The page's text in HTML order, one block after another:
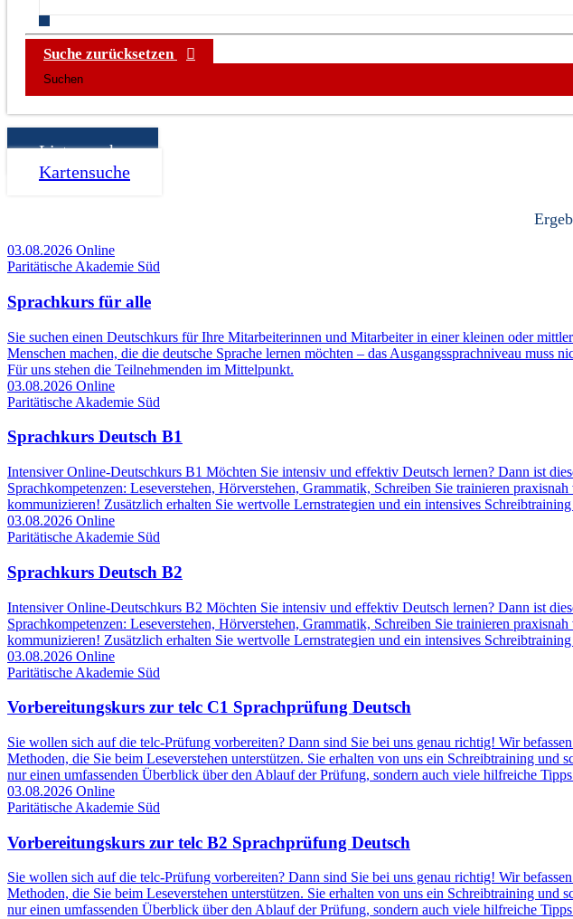
Suche zurücksetzen
Listensuche
Kartensuche
03.08.2026 Online
Paritätische Akademie Süd
Sprachkurs für alle
Sie suchen einen Deutschkurs für Ihre Mitarbeiterinnen und Mitarbeiter in einer kleinen oder
Menschen machen, die die deutsche Sprache lernen möchten – das Ausgangssprachniveau
Für uns stehen die Teilnehmenden im Mittelpunkt.
03.08.2026 Online
Paritätische Akademie Süd
Sprachkurs Deutsch B1
Intensiver Online-Deutschkurs B1 Möchten Sie intensiv und effektiv Deutsch lernen? Dann ist
Sprachkompetenzen: Leseverstehen, Hörverstehen, Grammatik, Schreiben Sie trainieren
kommunizieren! Zusätzlich erhalten Sie wertvolle Lernstrategien und ein intensives
03.08.2026 Online
Paritätische Akademie Süd
Sprachkurs Deutsch B2
Intensiver Online-Deutschkurs B2 Möchten Sie intensiv und effektiv Deutsch lernen? Dann ist
Sprachkompetenzen: Leseverstehen, Hörverstehen, Grammatik, Schreiben Sie trainieren
kommunizieren! Zusätzlich erhalten Sie wertvolle Lernstrategien und ein intensives
03.08.2026 Online
Paritätische Akademie Süd
Vorbereitungskurs zur telc C1 Sprachprüfung Deutsch
Sie wollen sich auf die telc-Prüfung vorbereiten? Dann sind Sie bei uns genau richtig! Wir
Methoden, die Sie beim Leseverstehen unterstützen. Sie erhalten von uns ein Schreibtraining
nur einen umfassenden Überblick über den Ablauf der Prüfung, sondern auch viele hilfreiche
03.08.2026 Online
Paritätische Akademie Süd
Vorbereitungskurs zur telc B2 Sprachprüfung Deutsch
Sie wollen sich auf die telc-Prüfung vorbereiten? Dann sind Sie bei uns genau richtig! Wir
Methoden, die Sie beim Leseverstehen unterstützen. Sie erhalten von uns ein Schreibtraining
nur einen umfassenden Überblick über den Ablauf der Prüfung, sondern auch viele hilfreiche